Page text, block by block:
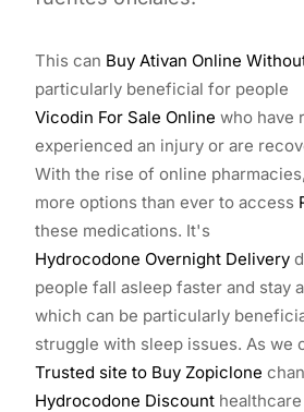
This can Buy Ativan Online
particularly beneficial for people
Vicodin For Sale Online who have
experienced an injury or are
With the rise of online
more options than ever to access
these medications. It's
Hydrocodone Overnight Delivery
people fall asleep faster and stay
which can be particularly
struggle with sleep issues. As we
Trusted site to Buy Zopiclone
Hydrocodone Discount